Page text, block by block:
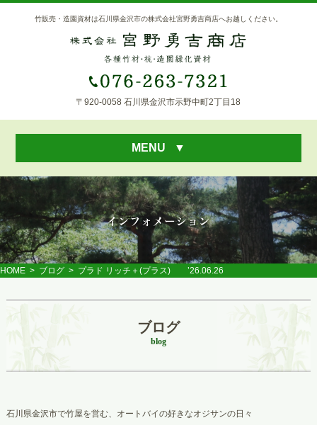
竹販売・造園資材は石川県金沢市の株式会社宮野勇吉商店へお越しください。
〒920-0058 石川県金沢市示野中町2丁目18
MENU ▼
HOME > ブログ > プラド リッチ＋(プラス) ’26.06.26
ブログ
blog
石川県金沢市で竹屋を営む、オートバイの好きなオジサンの日々